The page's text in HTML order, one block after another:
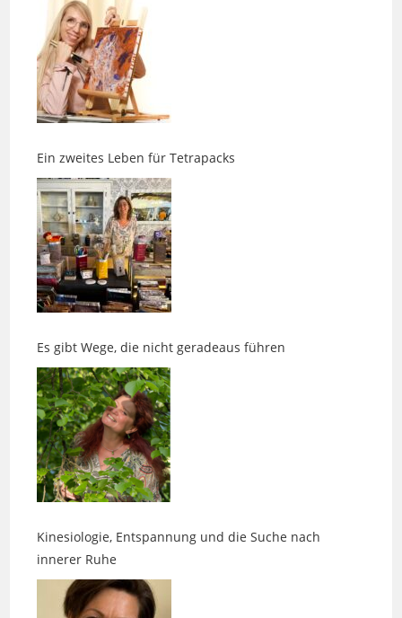
Ein zweites Leben für Tetrapacks
Es gibt Wege, die nicht geradeaus führen
Kinesiologie, Entspannung und die Suche nach